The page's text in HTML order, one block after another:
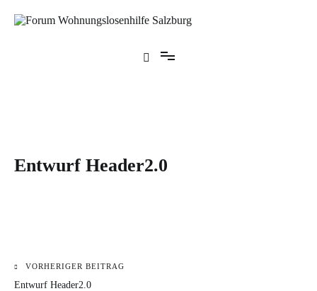
Inhalt
Entwurf Header2.0
Beitragsnavigation
VORHERIGER BEITRAG
Entwurf Header2.0